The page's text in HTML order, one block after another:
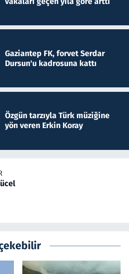
Gaziantep FK, forvet Serdar
Dursun'u kadrosuna kattı
Özgün tarzıyla Türk müziğine
yön veren Erkin Koray